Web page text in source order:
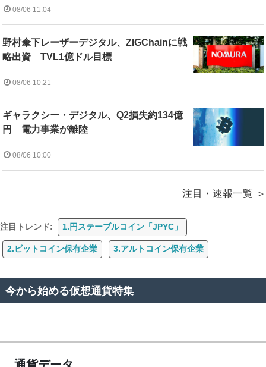
08/06 11:04
野村傘下レーザーデジタル、ZIGChainに戦
略出資 TVL1億ドル目標
08/06 10:21
ギャラクシー・デジタル、Q2損失約134億
円 電力事業が離陸
08/06 10:00
注目・速報一覧
注目トレンド: 1.円ステーブルコイン「JPYC」
2.ビットコイン保有企業 3.アルトコイン保有企業
今から始める仮想通貨特集